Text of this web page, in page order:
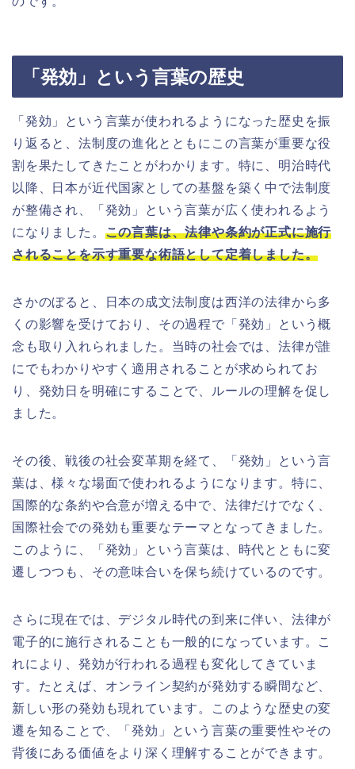
「発効」という言葉の歴史
「発効」という言葉が使われるようになった歴史を振
り返ると、法制度の進化とともにこの言葉が重要な役
割を果たしてきたことがわかります。特に、明治時代
以降、日本が近代国家としての基盤を築く中で法制度
が整備され、「発効」という言葉が広く使われるよう
になりました。 この言葉は、法律や条約が正式に施行
されることを示す重要な術語として定着しました。
さかのぼると、日本の成文法制度は西洋の法律から多
くの影響を受けており、その過程で「発効」という概
念も取り入れられました。当時の社会では、法律が誰
にでもわかりやすく適用されることが求められてお
り、発効日を明確にすることで、ルールの理解を促し
ました。
その後、戦後の社会変革期を経て、「発効」という言
葉は、様々な場面で使われるようになります。特に、
国際的な条約や合意が増える中で、法律だけでなく、
国際社会での発効も重要なテーマとなってきました。
このように、「発効」という言葉は、時代とともに変
遷しつつも、その意味合いを保ち続けているのです。
さらに現在では、デジタル時代の到来に伴い、法律が
電子的に施行されることも一般的になっています。こ
れにより、発効が行われる過程も変化してきていま
す。たとえば、オンライン契約が発効する瞬間など、
新しい形の発効も現れています。このような歴史の変
遷を知ることで、「発効」という言葉の重要性やその
背後にある価値をより深く理解することができます。